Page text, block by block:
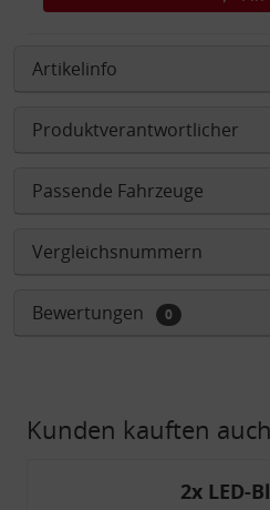
Artikelinfo
Produktverantwortlicher
Passende Fahrzeuge
Vergleichsnummern
Bewertungen 0
Kunden kauften auch
2x LED-